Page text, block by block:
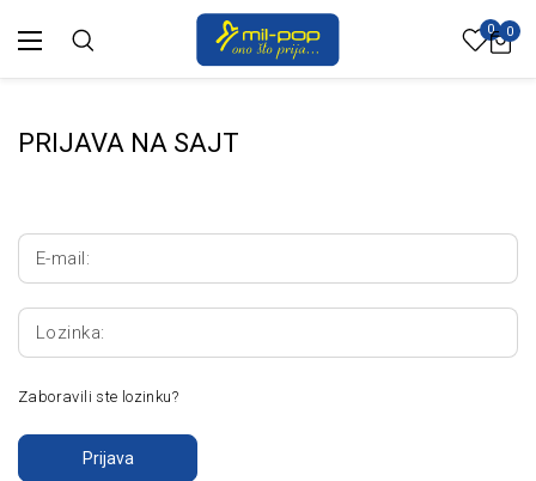
0 0
PRIJAVA NA SAJT
E-mail:
Lozinka:
Zaboravili ste lozinku?
Prijava